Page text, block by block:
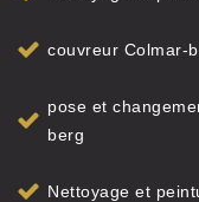
couvreur Colmar-
pose et
berg
Nettoyage et